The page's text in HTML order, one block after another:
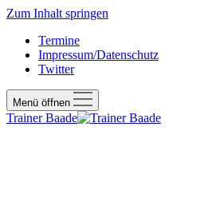
Zum Inhalt springen
Termine
Impressum/Datenschutz
Twitter
Menü öffnen
Trainer Baade